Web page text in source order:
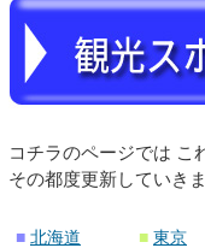
コチラのページでは こ
その都度更新していき
■ 北海道
■ 東京